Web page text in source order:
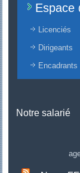
Espace
Licenciés
Dirigeants
Encadrants
Notre salarié